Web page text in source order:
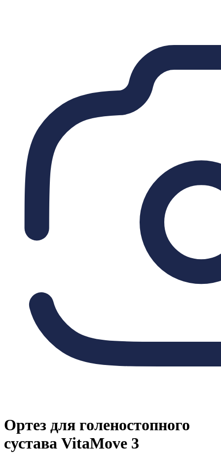
Ортез для голеностопного
сустава VitaMove 3